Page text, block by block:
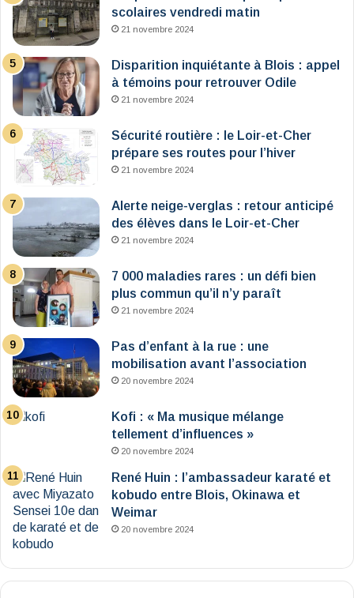
scolaires vendredi matin
21 novembre 2024
Disparition inquiétante à Blois : appel
à témoins pour retrouver Odile
21 novembre 2024
Sécurité routière : le Loir-et-Cher
prépare ses routes pour l’hiver
21 novembre 2024
Alerte neige-verglas : retour anticipé
des élèves dans le Loir-et-Cher
21 novembre 2024
7 000 maladies rares : un défi bien
plus commun qu’il n’y paraît
21 novembre 2024
Pas d’enfant à la rue : une
mobilisation avant l’association
20 novembre 2024
Kofi : « Ma musique mélange
tellement d’influences »
20 novembre 2024
René Huin : l’ambassadeur karaté et
kobudo entre Blois, Okinawa et
Weimar
20 novembre 2024